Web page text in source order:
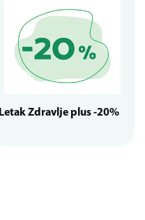
Letak Zdravlje plus -20%